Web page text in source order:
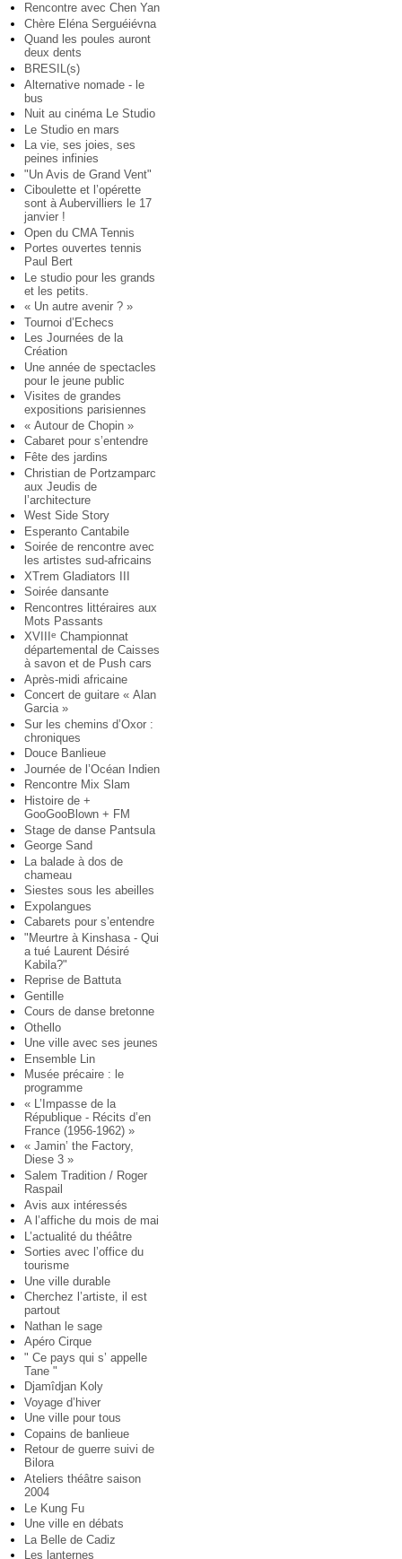
Rencontre avec Chen Yan
Chère Eléna Serguéiévna
Quand les poules auront
deux dents
BRESIL(s)
Alternative nomade - le
bus
Nuit au cinéma Le Studio
Le Studio en mars
La vie, ses joies, ses
peines infinies
"Un Avis de Grand Vent"
Ciboulette et l’opérette
sont à Aubervilliers le 17
janvier !
Open du CMA Tennis
Portes ouvertes tennis
Paul Bert
Le studio pour les grands
et les petits.
« Un autre avenir ? »
Tournoi d’Echecs
Les Journées de la
Création
Une année de spectacles
pour le jeune public
Visites de grandes
expositions parisiennes
« Autour de Chopin »
Cabaret pour s’entendre
Fête des jardins
Christian de Portzamparc
aux Jeudis de
l’architecture
West Side Story
Esperanto Cantabile
Soirée de rencontre avec
les artistes sud-africains
XTrem Gladiators III
Soirée dansante
Rencontres littéraires aux
Mots Passants
XVIII
e Championnat
départemental de Caisses
à savon et de Push cars
Après-midi africaine
Concert de guitare « Alan
Garcia »
Sur les chemins d’Oxor :
chroniques
Douce Banlieue
Journée de l’Océan Indien
Rencontre Mix Slam
Histoire de +
GooGooBlown + FM
Stage de danse Pantsula
George Sand
La balade à dos de
chameau
Siestes sous les abeilles
Expolangues
Cabarets pour s’entendre
"Meurtre à Kinshasa - Qui
a tué Laurent Désiré
Kabila?"
Reprise de Battuta
Gentille
Cours de danse bretonne
Othello
Une ville avec ses jeunes
Ensemble Lin
Musée précaire : le
programme
« L’Impasse de la
République - Récits d’en
France (1956-1962) »
« Jamin’ the Factory,
Diese 3 »
Salem Tradition / Roger
Raspail
Avis aux intéressés
A l’affiche du mois de mai
L’actualité du théâtre
Sorties avec l’office du
tourisme
Une ville durable
Cherchez l’artiste, il est
partout
Nathan le sage
Apéro Cirque
" Ce pays qui s’ appelle
Tane "
Djamîdjan Koly
Voyage d’hiver
Une ville pour tous
Copains de banlieue
Retour de guerre suivi de
Bilora
Ateliers théâtre saison
2004
Le Kung Fu
Une ville en débats
La Belle de Cadiz
Les lanternes